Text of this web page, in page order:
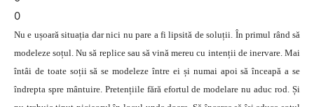
0
Nu e ușoară situația dar nici nu pare a fi lipsită de soluții. În primul rând să
modeleze soțul. Nu să replice sau să vină mereu cu intenții de inervare. Mai
întâi de toate soții să se modeleze între ei și numai apoi să înceapă a se
îndrepta spre mântuire. Pretențiile fără efortul de modelare nu aduc rod. Și